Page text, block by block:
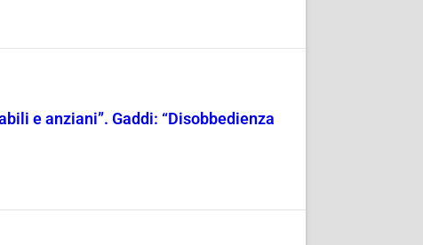
e anziani”. Gaddi: “Disobbedienza